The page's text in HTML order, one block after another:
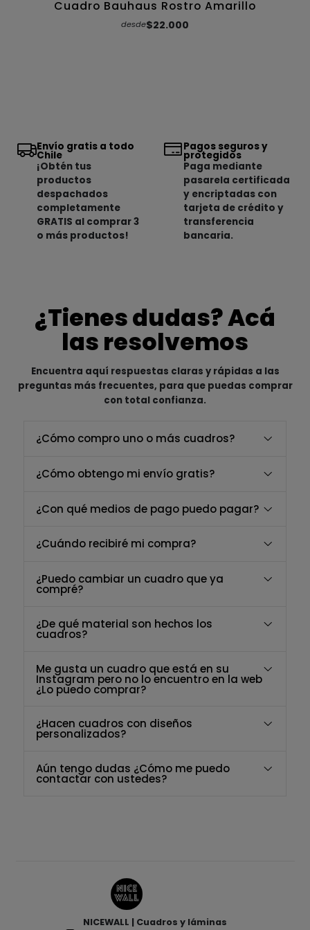
Cuadro Bauhaus Rostro Amarillo
desde$22.000
Envío gratis a todo
Chile
¡Obtén tus
productos
despachados
completamente
GRATIS al comprar 3
o más productos!
Pagos seguros y
protegidos
Paga mediante
pasarela certificada
y encriptadas con
tarjeta de crédito y
transferencia
bancaria.
¿Tienes dudas? Acá
las resolvemos
Encuentra aquí respuestas claras y rápidas a las
preguntas más frecuentes, para que puedas comprar
con total confianza.
¿Cómo compro uno o más cuadros?
¿Cómo obtengo mi envío gratis?
¿Con qué medios de pago puedo pagar?
¿Cuándo recibiré mi compra?
¿Puedo cambiar un cuadro que ya
compré?
¿De qué material son hechos los
cuadros?
Me gusta un cuadro que está en su
Instagram pero no lo encuentro en la web
¿Lo puedo comprar?
¿Hacen cuadros con diseños
personalizados?
Aún tengo dudas ¿Cómo me puedo
contactar con ustedes?
NICEWALL | Cuadros y láminas